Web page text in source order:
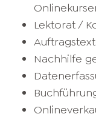
Lektorat /
Nachhilfe